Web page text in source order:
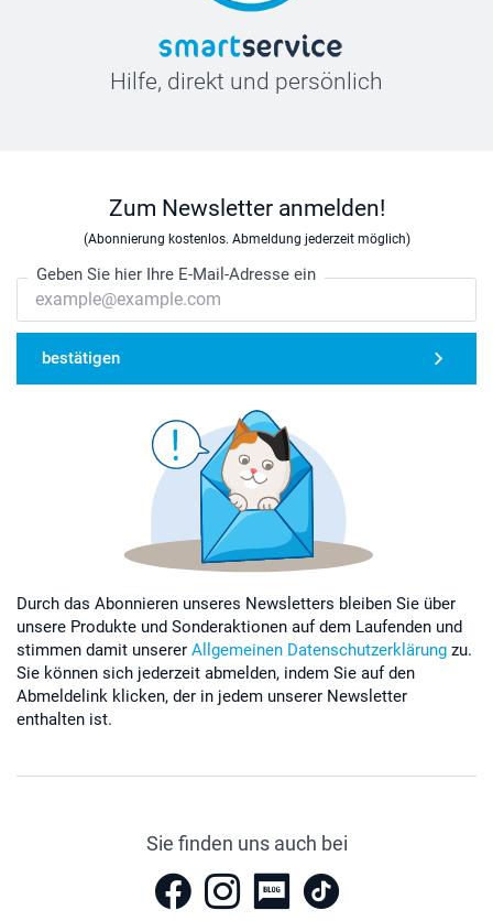
Hilfe, direkt und persönlich
Zum Newsletter anmelden!
(Abonnierung kostenlos. Abmeldung jederzeit möglich)
Geben Sie hier Ihre E-Mail-Adresse ein
bestätigen
Durch das Abonnieren unseres Newsletters bleiben Sie über
unsere Produkte und Sonderaktionen auf dem Laufenden und
stimmen damit unserer Allgemeinen Datenschutzerklärung zu.
Sie können sich jederzeit abmelden, indem Sie auf den
Abmeldelink klicken, der in jedem unserer Newsletter
enthalten ist.
Sie finden uns auch bei